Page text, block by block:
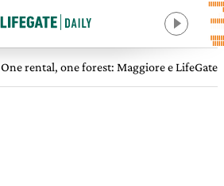
One rental, one forest: Maggiore e